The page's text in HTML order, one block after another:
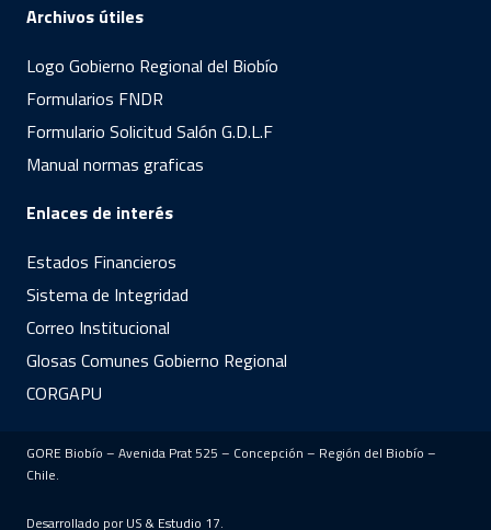
Archivos útiles
Logo Gobierno Regional del Biobío
Formularios FNDR
Formulario Solicitud Salón G.D.L.F
Manual normas graficas
Enlaces de interés
Estados Financieros
Sistema de Integridad
Correo Institucional
Glosas Comunes Gobierno Regional
CORGAPU
GORE Biobío – Avenida Prat 525 – Concepción – Región del Biobío –
Chile.
Desarrollado por US & Estudio 17.